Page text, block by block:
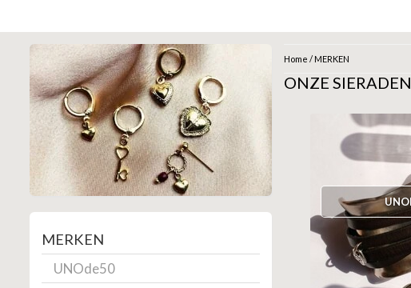
MERKEN
UNOde50
Home / MERKEN
ONZE